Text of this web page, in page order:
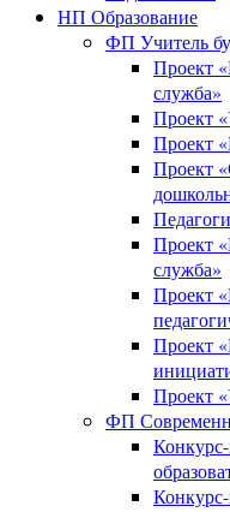
НП Образование
ФП Учитель
Проект
служба»
Проект
Проект
Проект
Проект
служба»
Проект
Проект
Проект
ФП